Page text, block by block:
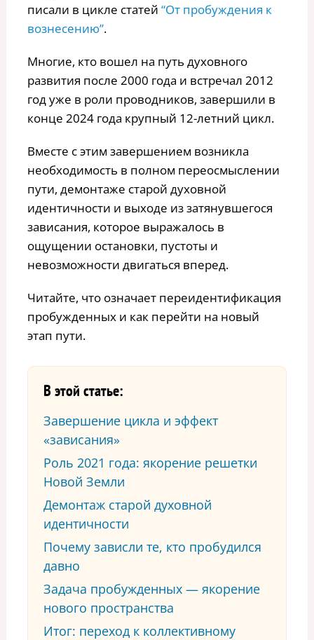
писали в цикле статей “От пробуждения к
вознесению”.
Многие, кто вошел на путь духовного
развития после 2000 года и встречал 2012
год уже в роли проводников, завершили в
конце 2024 года крупный 12-летний цикл.
Вместе с этим завершением возникла
необходимость в полном переосмыслении
пути, демонтаже старой духовной
идентичности и выходе из затянувшегося
зависания, которое выражалось в
ощущении остановки, пустоты и
невозможности двигаться вперед.
Читайте, что означает переидентификация
пробужденных и как перейти на новый
этап пути.
В этой статье:
Завершение цикла и эффект
«зависания»
Роль 2021 года: якорение решетки
Новой Земли
Демонтаж старой духовной
идентичности
Почему зависли те, кто пробудился
давно
Задача пробужденных — якорение
нового пространства
Итог: переход к коллективному